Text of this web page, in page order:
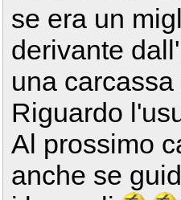
se era un
derivante
una
Riguardo
Al prossimo
anche se